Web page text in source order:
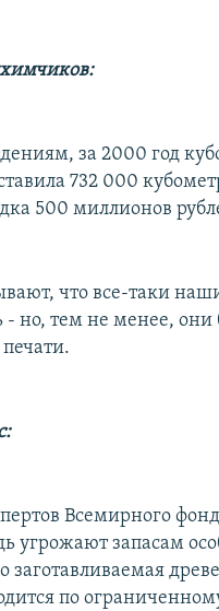
за 2000 год
732 000
500 миллионов
что все-таки
- но, тем не менее,
Всемирного
угрожают запасам
заготавливаемая
по